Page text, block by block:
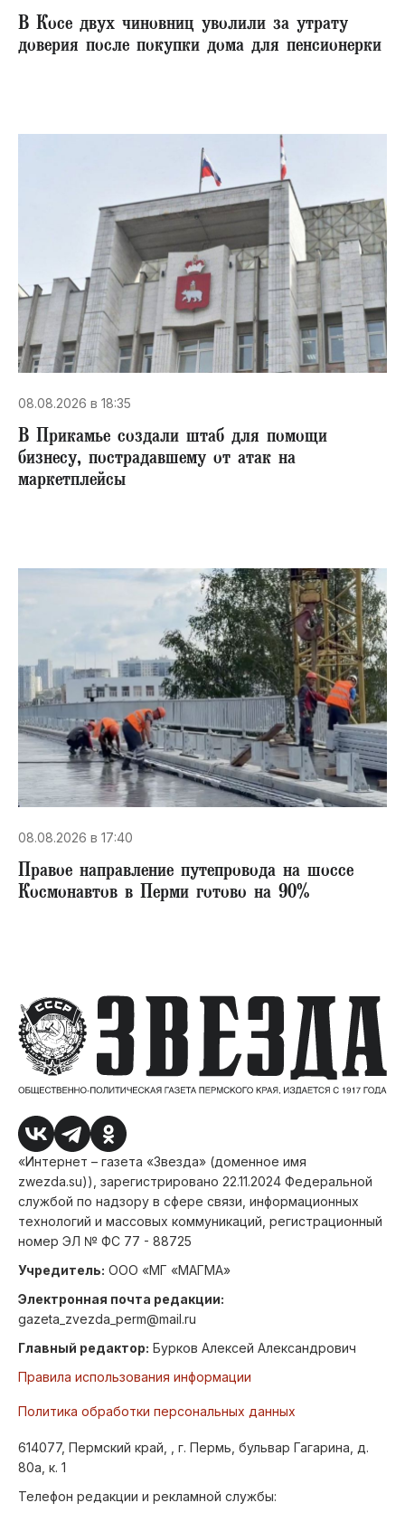
В Косе двух чиновниц уволили за утрату
доверия после покупки дома для пенсионерки
08.08.2026 в 18:35
В Прикамье создали штаб для помощи
бизнесу, пострадавшему от атак на
маркетплейсы
08.08.2026 в 17:40
Правое направление путепровода на шоссе
Космонавтов в Перми готово на 90%
«Интернет – газета «Звезда» (доменное имя
zwezda.su)), зарегистрировано 22.11.2024 Федеральной
службой по надзору в сфере связи, информационных
технологий и массовых коммуникаций, регистрационный
номер ЭЛ № ФС 77 - 88725
Учредитель: ООО «МГ «МАГМА»
Электронная почта редакции:
gazeta_zvezda_perm@mail.ru
Главный редактор: Бурков Алексей Александрович
Правила использования информации
Политика обработки персональных данных
614077, Пермский край, , г. Пермь, бульвар Гагарина, д.
80а, к. 1
Телефон редакции и рекламной службы: